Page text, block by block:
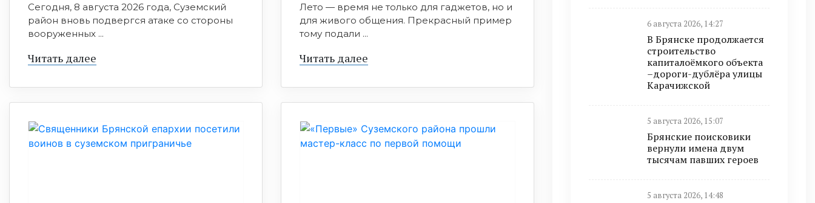
Сегодня, 8 августа 2026 года, Суземский
район вновь подвергся атаке со стороны
вооруженных ...
Читать далее
Лето — время не только для гаджетов, но и
для живого общения. Прекрасный пример
тому подали ...
Читать далее
6 августа 2026, 14:27
В Брянске продолжается
строительство
капиталоёмкого объекта
–дороги-дублёра улицы
Карачижской
5 августа 2026, 15:07
Брянские поисковики
вернули имена двум
тысячам павших героев
5 августа 2026, 14:48